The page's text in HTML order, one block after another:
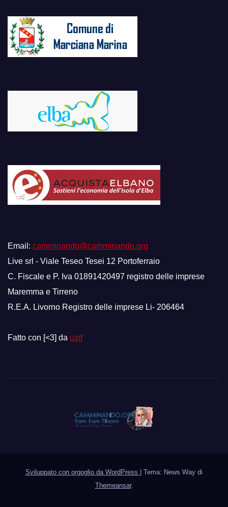
Email: camminando@camminando.org
Live srl - Viale Teseo Tesei 12 Portoferraio
C. Fiscale e P. Iva 01891420497 registro delle imprese
Maremma e Tirreno
R.E.A. Livorno Registro delle imprese Li- 206464
Fatto con [<3] da uzif
Sviluppato con orgoglio da WordPress | Tema: News Way di
Themeansar.